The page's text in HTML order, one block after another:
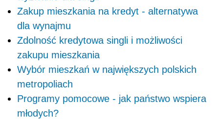
Zakup mieszkania na kredyt - alternatywa
dla wynajmu
Zdolność kredytowa singli i możliwości
zakupu mieszkania
Wybór mieszkań w największych polskich
metropoliach
Programy pomocowe - jak państwo wspiera
młodych?